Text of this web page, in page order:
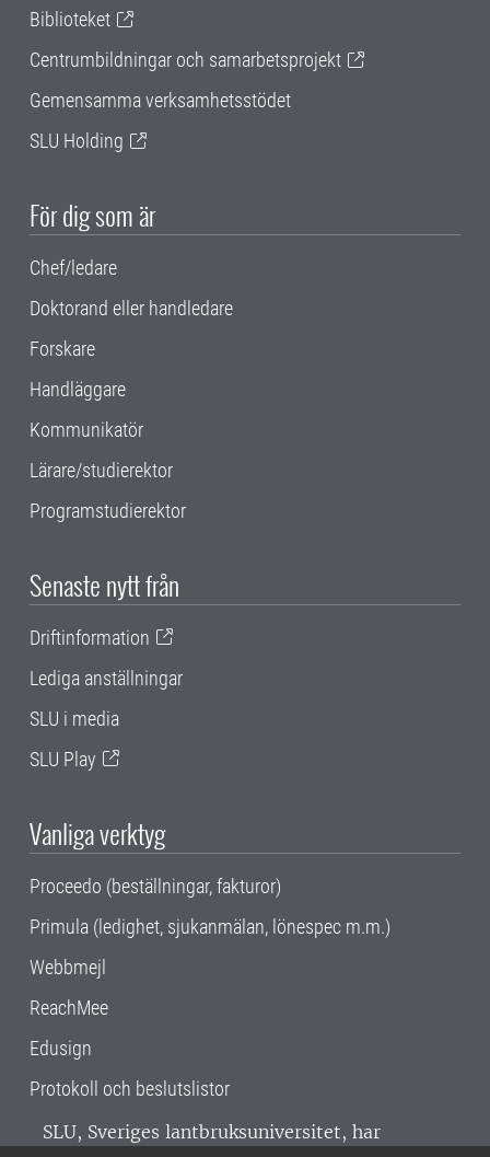
Biblioteket
Centrumbildningar och samarbetsprojekt
Gemensamma verksamhetsstödet
SLU Holding
För dig som är
Chef/ledare
Doktorand eller handledare
Forskare
Handläggare
Kommunikatör
Lärare/studierektor
Programstudierektor
Senaste nytt från
Driftinformation
Lediga anställningar
SLU i media
SLU Play
Vanliga verktyg
Proceedo (beställningar, fakturor)
Primula (ledighet, sjukanmälan, lönespec m.m.)
Webbmejl
ReachMee
Edusign
Protokoll och beslutslistor
SLU, Sveriges lantbruksuniversitet, har